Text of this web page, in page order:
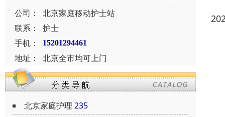
公司：
北京家庭移动护士站
联系：
护士
手机：
15201294461
地址： 北京全市均可上门
北京家庭护理 235